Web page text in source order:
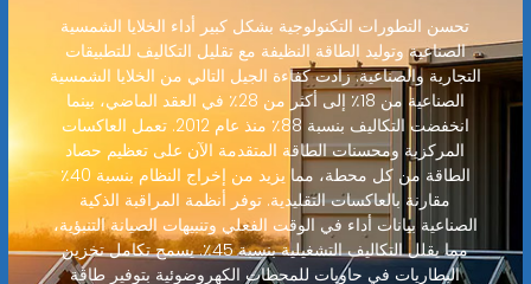
تحسن التطورات التكنولوجية بشكل كبير أداء الخلايا الشمسية
الصناعية وتوليد الطاقة النظيفة مع تقليل التكاليف للتطبيقات
التجارية والصناعية. زادت كفاءة الجيل التالي من الخلايا الشمسية
الصناعية من 18٪ إلى أكثر من 28٪ في العقد الماضي، بينما
انخفضت التكاليف بنسبة 88٪ منذ عام 2012. تعمل العاكسات
المركزية ومحسنات الطاقة المتقدمة الآن على تعظيم حصاد
الطاقة من كل محطة، مما يزيد من إخراج النظام بنسبة 40٪
مقارنة بالعاكسات التقليدية. توفر أنظمة المراقبة الذكية
الصناعية بيانات أداء في الوقت الفعلي وتنبيهات الصيانة التنبؤية،
مما يقلل التكاليف التشغيلية بنسبة 45٪. يسمح تكامل تخزين
البطاريات في حاويات للمحطات الكهروضوئية بتوفير طاقة